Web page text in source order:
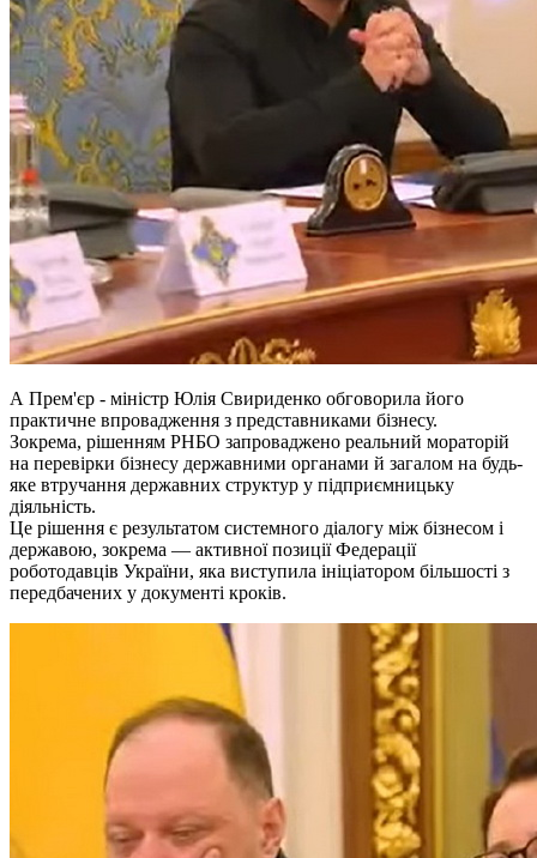
А Прем'єр - міністр Юлія Свириденко обговорила його
практичне впровадження з представниками бізнесу.
Зокрема, рішенням РНБО запроваджено реальний мораторій
на перевірки бізнесу державними органами й загалом на будь-
яке втручання державних структур у підприємницьку
діяльність.
Це рішення є результатом системного діалогу між бізнесом і
державою, зокрема — активної позиції Федерації
роботодавців України, яка виступила ініціатором більшості з
передбачених у документі кроків.